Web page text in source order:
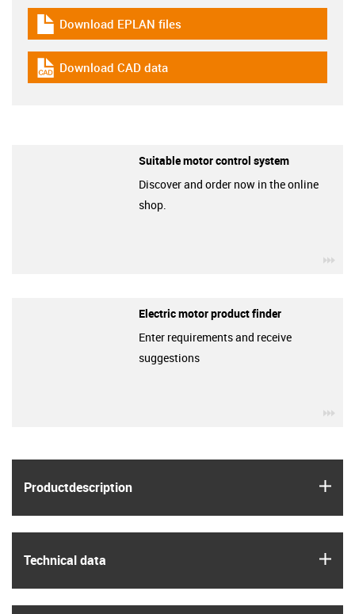
Product­description
Technical data
igus-icon-download-plan
Download EPLAN files
igus-icon-cad-dateien
Download CAD data
Suitable motor control system
Discover and order now in the online
shop.
Electric motor product finder
Enter requirements and receive
suggestions